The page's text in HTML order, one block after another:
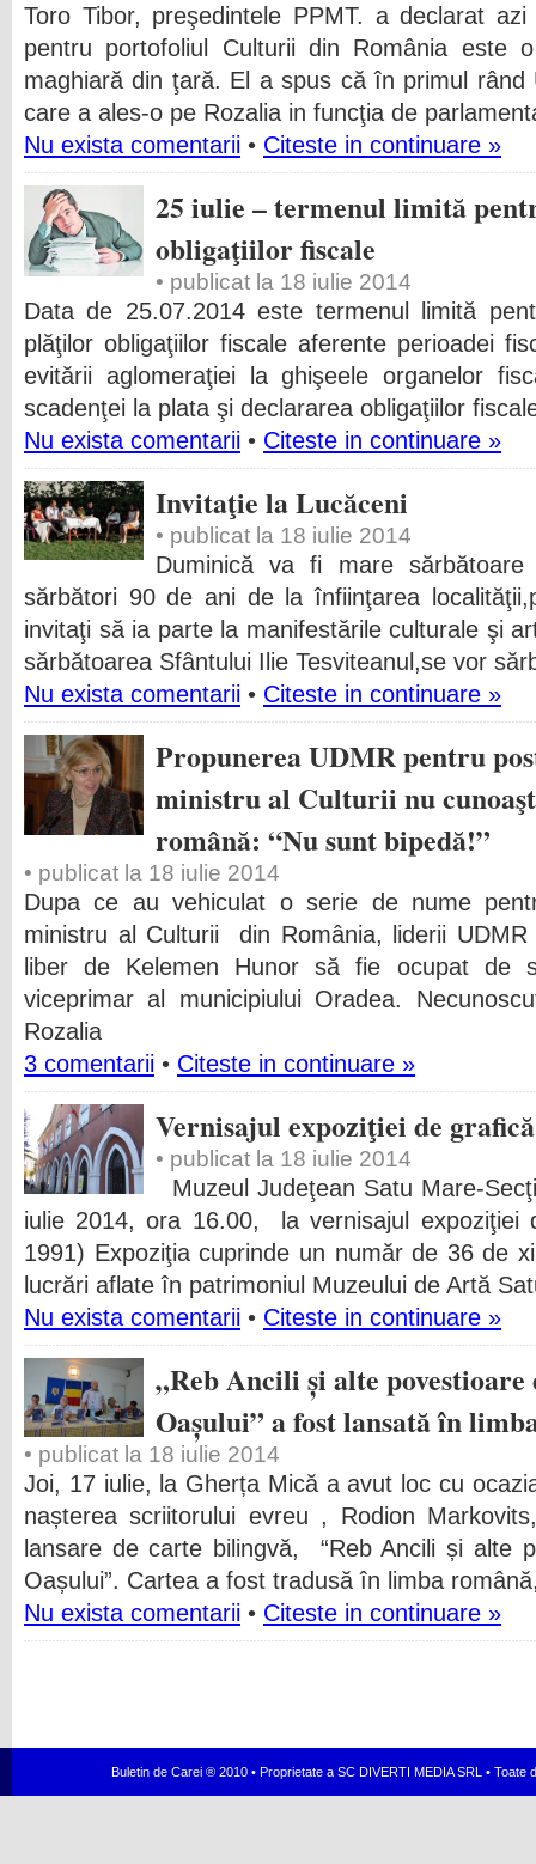
Toro Tibor, preşedintele PPMT. a declarat
pentru portofoliul Culturii din România este
maghiară din ţară. El a spus că în primul rând
care a ales-o pe Rozalia in funcţia de
Nu exista comentarii • Citeste in continuare »
25 iulie – termenul limită
obligaţiilor fiscale
• publicat la 18 iulie 2014
Data de 25.07.2014 este termenul limită
plăţilor obligaţiilor fiscale aferente perioadei
evitării aglomeraţiei la ghişeele organelor
scadenţei la plata şi declararea obligaţiilor
Nu exista comentarii • Citeste in continuare »
Invitaţie la Lucăceni
• publicat la 18 iulie 2014
Duminică va fi mare
sărbători 90 de ani de la înfiinţarea
invitaţi să ia parte la manifestările culturale şi
sărbătoarea Sfântului Ilie Tesviteanul,se vor
Nu exista comentarii • Citeste in continuare »
Propunerea UDMR pentru
ministru al Culturii nu
română: “Nu sunt bipedă!”
• publicat la 18 iulie 2014
Dupa ce au vehiculat o serie de nume
ministru al Culturii din România, liderii
liber de Kelemen Hunor să fie ocupat de
viceprimar al municipiului Oradea.
Rozalia
3 comentarii • Citeste in continuare »
Vernisajul expoziţiei de
• publicat la 18 iulie 2014
Muzeul Judeţean Satu Mare-
iulie 2014, ora 16.00, la vernisajul expoziţiei
1991) Expoziţia cuprinde un număr de 36 de
lucrări aflate în patrimoniul Muzeului de Artă
Nu exista comentarii • Citeste in continuare »
„Reb Ancili și alte povestioare
Oașului” a fost lansată în
• publicat la 18 iulie 2014
Joi, 17 iulie, la Gherța Mică a avut loc cu
nașterea scriitorului evreu , Rodion
lansare de carte bilingvă, “Reb Ancili și alte
Oașului”. Cartea a fost tradusă în limba
Nu exista comentarii • Citeste in continuare »
Buletin de Carei ® 2010 • Proprietate a SC DIVERTI MEDIA SRL •